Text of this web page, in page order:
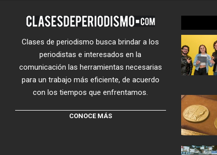
Clases de periodismo busca brindar a los
periodistas e interesados en la
comunicación las herramientas necesarias
para un trabajo más eficiente, de acuerdo
con los tiempos que enfrentamos.
CONOCE MÁS